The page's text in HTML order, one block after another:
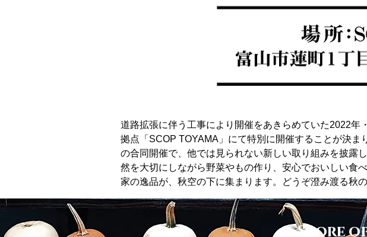
道路拡張に伴う工事により開催をあきらめていた2022
拠点「SCOP TOYAMA」にて特別に開催することが決
の合同開催で、他では見られない新しい取り組みを披露
然を大切にしながら野菜やもの作り、安心でおいしい食
家の逸品が、秋空の下に集まります。どうぞ澄み渡る秋
Store